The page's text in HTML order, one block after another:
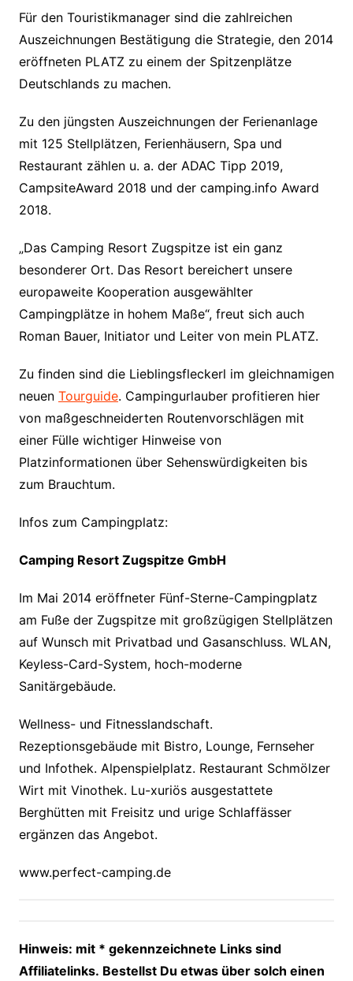
Für den Touristikmanager sind die zahlreichen
Auszeichnungen Bestätigung die Strategie, den 2014
eröffneten PLATZ zu einem der Spitzenplätze
Deutschlands zu machen.
Zu den jüngsten Auszeichnungen der Ferienanlage
mit 125 Stellplätzen, Ferienhäusern, Spa und
Restaurant zählen u. a. der ADAC Tipp 2019,
CampsiteAward 2018 und der camping.info Award
2018.
„Das Camping Resort Zugspitze ist ein ganz
besonderer Ort. Das Resort bereichert unsere
europaweite Kooperation ausgewählter
Campingplätze in hohem Maße“, freut sich auch
Roman Bauer, Initiator und Leiter von mein PLATZ.
Zu finden sind die Lieblingsfleckerl im gleichnamigen
neuen Tourguide. Campingurlauber profitieren hier
von maßgeschneiderten Routenvorschlägen mit
einer Fülle wichtiger Hinweise von
Platzinformationen über Sehenswürdigkeiten bis
zum Brauchtum.
Infos zum Campingplatz:
Camping Resort Zugspitze GmbH
Im Mai 2014 eröffneter Fünf-Sterne-Campingplatz
am Fuße der Zugspitze mit großzügigen Stellplätzen
auf Wunsch mit Privatbad und Gasanschluss. WLAN,
Keyless-Card-System, hoch-moderne
Sanitärgebäude.
Wellness- und Fitnesslandschaft.
Rezeptionsgebäude mit Bistro, Lounge, Fernseher
und Infothek. Alpenspielplatz. Restaurant Schmölzer
Wirt mit Vinothek. Lu-xuriös ausgestattete
Berghütten mit Freisitz und urige Schlaffässer
ergänzen das Angebot.
www.perfect-camping.de
Hinweis: mit * gekennzeichnete Links sind
Affiliatelinks. Bestellst Du etwas über solch einen